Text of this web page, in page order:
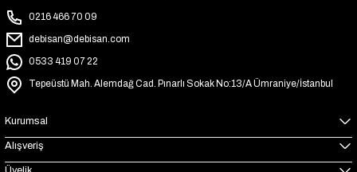
0216 466 70 09
debisan@debisan.com
0533 419 07 22
Tepeüstü Mah. Alemdağ Cad. Pınarlı Sokak No:13/A Ümraniye/İstanbul
Kurumsal
Alışveriş